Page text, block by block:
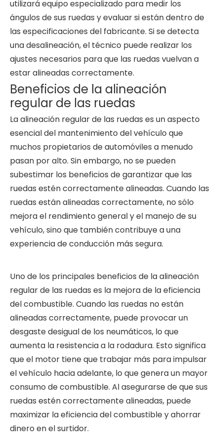
utilizará equipo especializado para medir los
ángulos de sus ruedas y evaluar si están dentro de
las especificaciones del fabricante. Si se detecta
una desalineación, el técnico puede realizar los
ajustes necesarios para que las ruedas vuelvan a
estar alineadas correctamente.
Beneficios de la alineación
regular de las ruedas
La alineación regular de las ruedas es un aspecto
esencial del mantenimiento del vehículo que
muchos propietarios de automóviles a menudo
pasan por alto. Sin embargo, no se pueden
subestimar los beneficios de garantizar que las
ruedas estén correctamente alineadas. Cuando las
ruedas están alineadas correctamente, no sólo
mejora el rendimiento general y el manejo de su
vehículo, sino que también contribuye a una
experiencia de conducción más segura.
Uno de los principales beneficios de la alineación
regular de las ruedas es la mejora de la eficiencia
del combustible. Cuando las ruedas no están
alineadas correctamente, puede provocar un
desgaste desigual de los neumáticos, lo que
aumenta la resistencia a la rodadura. Esto significa
que el motor tiene que trabajar más para impulsar
el vehículo hacia adelante, lo que genera un mayor
consumo de combustible. Al asegurarse de que sus
ruedas estén correctamente alineadas, puede
maximizar la eficiencia del combustible y ahorrar
dinero en el surtidor.